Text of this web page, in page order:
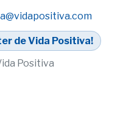
de Vida Positiva!
Positiva